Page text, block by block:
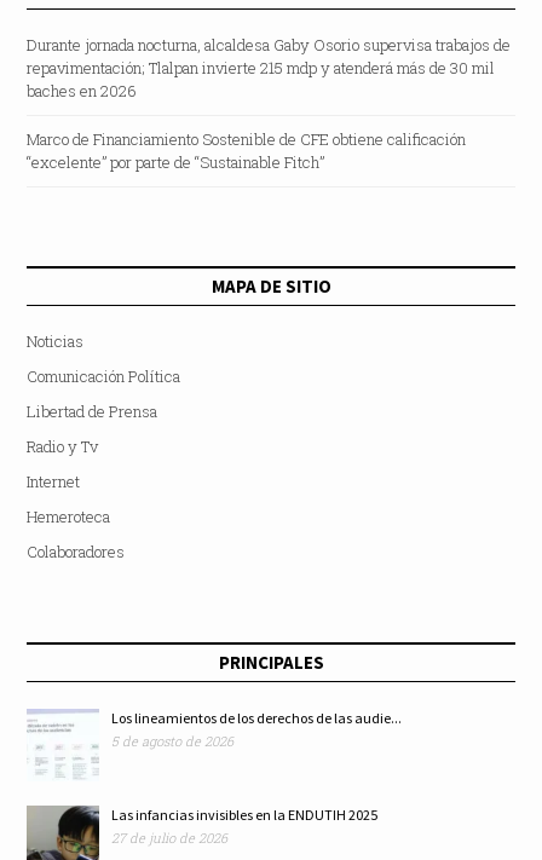
Durante jornada nocturna, alcaldesa Gaby Osorio supervisa trabajos de
repavimentación; Tlalpan invierte 215 mdp y atenderá más de 30 mil
baches en 2026
Marco de Financiamiento Sostenible de CFE obtiene calificación
“excelente” por parte de “Sustainable Fitch”
MAPA DE SITIO
Noticias
Comunicación Política
Libertad de Prensa
Radio y Tv
Internet
Hemeroteca
Colaboradores
PRINCIPALES
Los lineamientos de los derechos de las audie...
5 de agosto de 2026
Las infancias invisibles en la ENDUTIH 2025
27 de julio de 2026